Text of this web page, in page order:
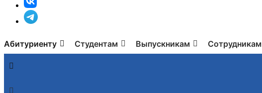
Абитуриенту Студентам Выпускникам Сотрудникам